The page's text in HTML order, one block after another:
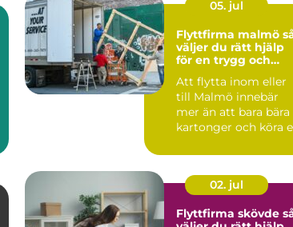
05. jul
Flyttfirma malmö så
väljer du rätt hjälp
för en trygg och
Att flytta inom eller
till Malmö innebär
mer än att bara bära
kartonger och köra
02. jul
Flyttfirma skövde så